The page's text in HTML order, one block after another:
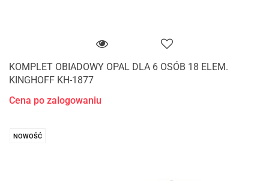
KOMPLET OBIADOWY OPAL DLA 6 OSÓB 18 ELEM.
KINGHOFF KH-1877
Cena po zalogowaniu
NOWOŚĆ